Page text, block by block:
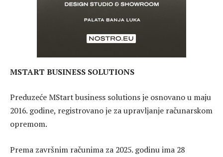
MSTART BUSINESS SOLUTIONS
Preduzeće MStart business solutions je osnovano u maju
2016. godine, registrovano je za upravljanje računarskom
opremom.
Prema završnim računima za 2025. godinu ima 28